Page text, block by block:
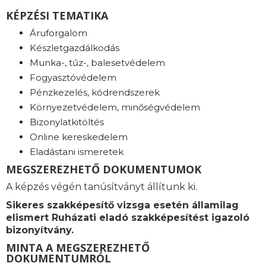
KÉPZÉSI TEMATIKA
Áruforgalom
Készletgazdálkodás
Munka-, tűz-, balesetvédelem
Fogyasztóvédelem
Pénzkezelés, kódrendszerek
Környezetvédelem, minőségvédelem
Bizonylatkitöltés
Online kereskedelem
Eladástani ismeretek
MEGSZEREZHETŐ DOKUMENTUMOK
A képzés végén tanúsítványt állítunk ki.
Sikeres szakképesítő vizsga esetén államilag
elismert Ruházati eladó szakképesítést igazoló
bizonyítvány.
MINTA A MEGSZEREZHETŐ
DOKUMENTUMRÓL